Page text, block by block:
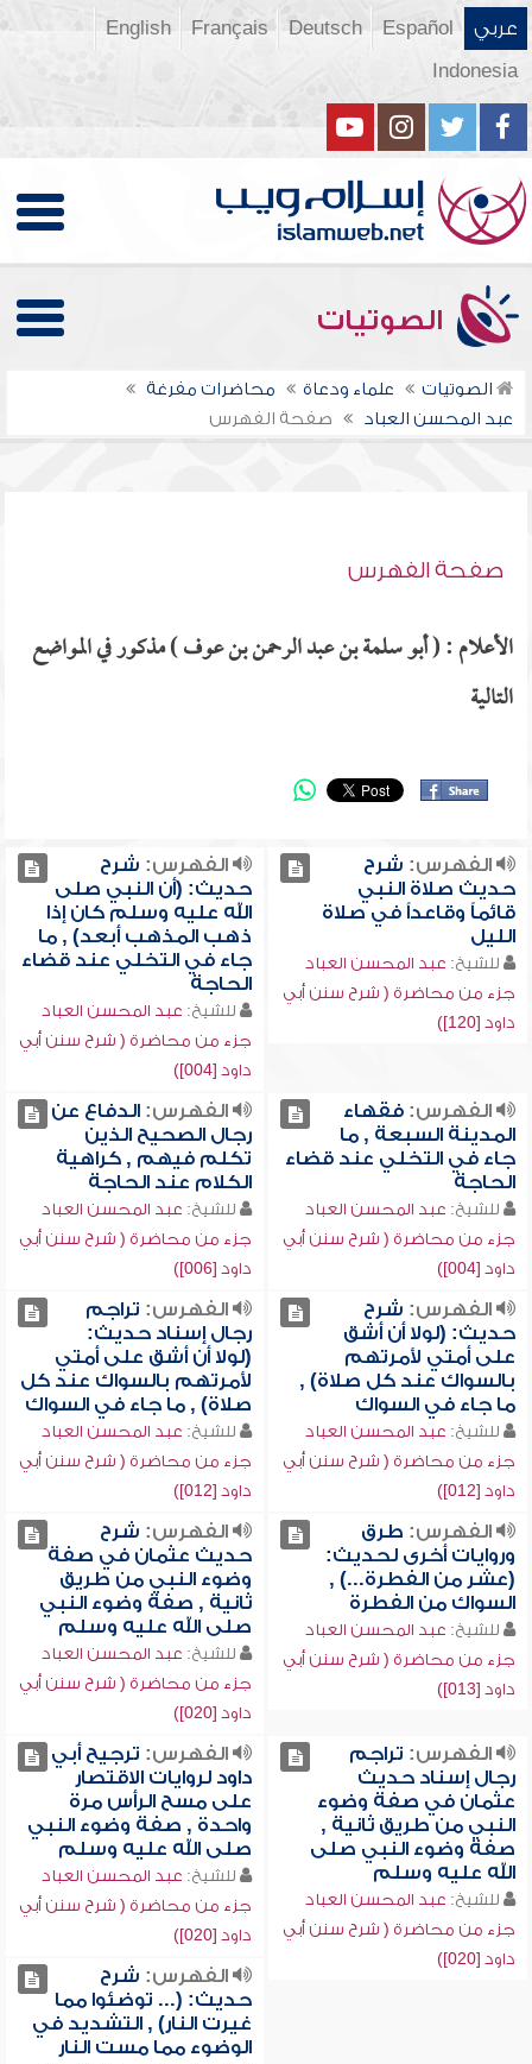
عربي Español
Deutsch
Français
English
Indonesia
الصوتيات
الصوتيات علماء ودعاة
محاضرات مفرغة
عبد المحسن العباد
صفحة الفهرس
صفحة الفهرس
الأعلام : ( أبو سلمة بن عبد الرحمن بن عوف ) مذكور في المواضع
التالية
الفهرس: شرح
حديث صلاة النبي
قائماً وقاعداً في صلاة
الليل
للشيخ: عبد المحسن العباد
جزء من محاضرة ( شرح سنن أبي
داود [120])
الفهرس: شرح
حديث: (أن النبي صلى
الله عليه وسلم كان إذا
ذهب المذهب أبعد) , ما
جاء في التخلي عند قضاء
الحاجة
للشيخ: عبد المحسن العباد
جزء من محاضرة ( شرح سنن أبي
داود [004])
الفهرس:فقهاء
المدينة السبعة , ما
جاء في التخلي عند قضاء
الحاجة
للشيخ: عبد المحسن العباد
جزء من محاضرة ( شرح سنن أبي
داود [004])
الفهرس:الدفاع عن
رجال الصحيح الذين
تكلم فيهم , كراهية
الكلام عند الحاجة
للشيخ: عبد المحسن العباد
جزء من محاضرة ( شرح سنن أبي
داود [006])
الفهرس: شرح
حديث: (لولا أن أشق
على أمتي لأمرتهم
بالسواك عند كل صلاة) ,
ما جاء في السواك
للشيخ: عبد المحسن العباد
جزء من محاضرة ( شرح سنن أبي
داود [012])
الفهرس: تراجم
رجال إسناد حديث:
(لولا أن أشق على أمتي
لأمرتهم بالسواك عند كل
صلاة) , ما جاء في السواك
للشيخ: عبد المحسن العباد
جزء من محاضرة ( شرح سنن أبي
داود [012])
الفهرس: طرق
وروايات أخرى لحديث:
(عشر من الفطرة...) ,
السواك من الفطرة
للشيخ: عبد المحسن العباد
جزء من محاضرة ( شرح سنن أبي
داود [013])
الفهرس: شرح
حديث عثمان في صفة
وضوء النبي من طريق
ثانية , صفة وضوء النبي
صلى الله عليه وسلم
للشيخ: عبد المحسن العباد
جزء من محاضرة ( شرح سنن أبي
داود [020])
الفهرس: تراجم
رجال إسناد حديث
عثمان في صفة وضوء
النبي من طريق ثانية ,
صفة وضوء النبي صلى
الله عليه وسلم
للشيخ: عبد المحسن العباد
جزء من محاضرة ( شرح سنن أبي
داود [020])
الفهرس: ترجيح أبي
داود لروايات الاقتصار
على مسح الرأس مرة
واحدة , صفة وضوء النبي
صلى الله عليه وسلم
للشيخ: عبد المحسن العباد
جزء من محاضرة ( شرح سنن أبي
داود [020])
الفهرس: شرح
حديث: (... توضئوا مما
غيرت النار) , التشديد في
الوضوء مما مست النار